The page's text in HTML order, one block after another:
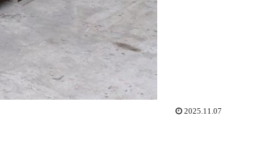
2025.11.07